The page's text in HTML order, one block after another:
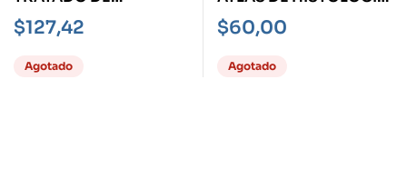
PEDIATRÍA -TOMO 1-
11ED
$127,42
Agotado
NORMAL
$60,00
Agotado